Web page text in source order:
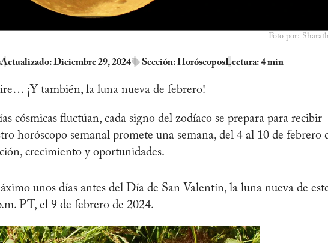
Foto por:
Actualizado: Diciembre 29, 2024 Sección:HoróscoposLectura: 4 min
¡Y también, la luna nueva de febrero!
cósmicas fluctúan, cada signo del zodíaco se prepara para recibir
horóscopo semanal promete una semana, del 4 al 10 de febrero
crecimiento y oportunidades.
unos días antes del Día de San Valentín, la luna nueva de
PT, el 9 de febrero de 2024.